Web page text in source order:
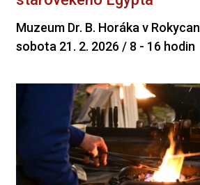
Muzeum Dr. B. Horáka v
sobota 21. 2. 2026 / 8 - 16 hodin